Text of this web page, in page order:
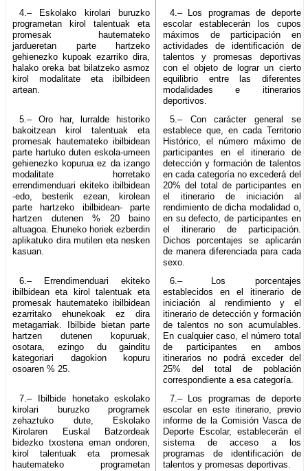
4.– Eskolako kirolari buruzko
programetan kirol talentuak eta
promesak hautemateko
jardueretan parte hartzeko
gehienezko kupoak ezarriko dira,
halako oreka bat bilatzeko asmoz
kirol modalitate eta ibilbideen
artean.
4.– Los programas de deporte
escolar establecerán los cupos
máximos de participación en
actividades de identificación de
talentos y promesas deportivas
con el objeto de lograr un cierto
equilibrio entre las diferentes
modalidades e itinerarios
deportivos.
5.– Oro har, lurralde historiko
bakoitzean kirol talentuak eta
promesak hautemateko ibilbidean
parte hartuko duten eskola-umeen
gehienezko kopurua ez da izango
modalitate horretako
errendimenduari ekiteko ibilbidean
-edo, besterik ezean, kirolean
parte hartzeko ibilbidean- parte
hartzen dutenen % 20 baino
altuagoa. Ehuneko horiek ezberdin
aplikatuko dira mutilen eta nesken
kasuan.
5.– Con carácter general se
establece que, en cada Territorio
Histórico, el número máximo de
participantes en el itinerario de
detección y formación de talentos
en cada categoría no excederá del
20% del total de participantes en
el itinerario de iniciación al
rendimiento de dicha modalidad o,
en su defecto, de participantes en
el itinerario de participación.
Dichos porcentajes se aplicarán
de manera diferenciada para cada
sexo.
6.– Errendimenduari ekiteko
ibilbidean eta kirol talentuak eta
promesak hautemateko ibilbidean
ezarritako ehunekoak ez dira
metagarriak. Ibilbide bietan parte
hartzen dutenen kopuruak,
osotara, ezingo du gainditu
kategoriari dagokion kopuru
osoaren % 25.
6.– Los porcentajes
establecidos en el itinerario de
iniciación al rendimiento y el
itinerario de detección y formación
de talentos no son acumulables.
En cualquier caso, el número total
de participantes en ambos
itinerarios no podrá exceder del
25% del total de población
correspondiente a esa categoría.
7.– Ibilbide honetako eskolako
kirolari buruzko programek
zehaztuko dute, Eskolako
Kirolaren Euskal Batzordeak
bidezko txostena eman ondoren,
kirol talentuak eta promesak
hautemateko programetan
7.– Los programas de deporte
escolar en este itinerario, previo
informe de la Comisión Vasca de
Deporte Escolar, establecerán el
sistema de acceso a los
programas de identificación de
talentos y promesas deportivas.